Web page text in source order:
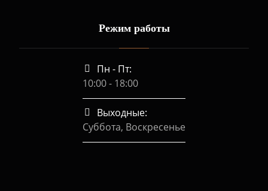
Режим работы
Пн - Пт:
10:00 - 18:00
Выходные:
Суббота, Воскресенье